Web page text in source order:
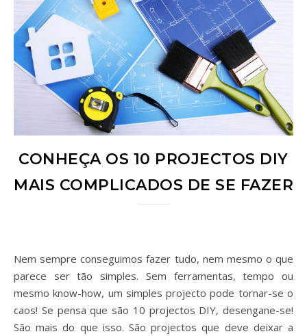
CONHEÇA OS 10 PROJECTOS DIY
MAIS COMPLICADOS DE SE FAZER
Nem sempre conseguimos fazer tudo, nem mesmo o que
parece ser tão simples. Sem ferramentas, tempo ou
mesmo know-how, um simples projecto pode tornar-se o
caos! Se pensa que são 10 projectos DIY, desengane-se!
São mais do que isso. São projectos que deve deixar a